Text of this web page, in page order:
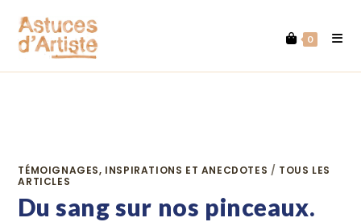
content
0
TÉMOIGNAGES, INSPIRATIONS ET ANECDOTES / TOUS LES
ARTICLES
Du sang sur nos pinceaux.